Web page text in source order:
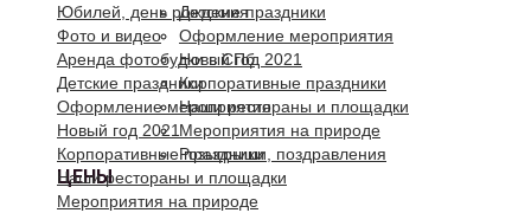
Детские праздники
Оформление мероприятия
Новый год 2021
Корпоративные праздники
Наши рестораны и площадки
Мероприятия на природе
Розыгрыши, поздравления
ЦЕНЫ
Юбилей, день рождения
Фото и видео
Аренда фотобудки в СПб
Детские праздники
Оформление мероприятия
Новый год 2021
Корпоративные праздники
Наши рестораны и площадки
Мероприятия на природе